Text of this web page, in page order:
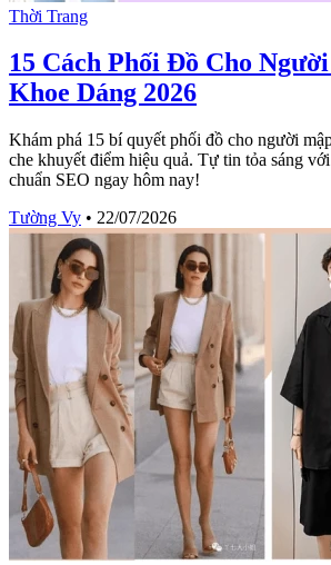
Thời Trang
15 Cách Phối Đồ Cho
Khoe Dáng 2026
Khám phá 15 bí quyết phối đồ cho người
che khuyết điểm hiệu quả. Tự tin tỏa sáng
chuẩn SEO ngay hôm nay!
Tường Vy • 22/07/2026